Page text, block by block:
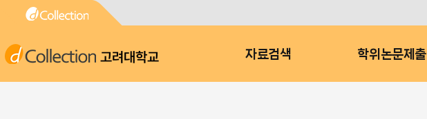
고려대학교 자료검색 학위논문제출